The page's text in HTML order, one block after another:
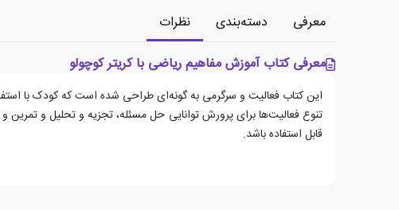
معرفی دسته‌بندی
نظرات
معرفی کتاب آموزش مفاهیم ریاضی با کریتر کوچولو
این کتاب فعالیت و سرگرمی به گونه‌ای طراحی شده است که کودک با
تنوع فعالیت‌ها برای پرورش توانایی حل مسئله، تجزیه و تحلیل و
قابل استفاده باشد.